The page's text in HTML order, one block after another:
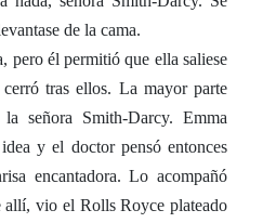
de la cama.
pero él permitió que ella saliese
tras ellos. La mayor parte
señora Smith-Darcy. Emma
y el doctor pensó entonces
encantadora. Lo acompañó
allí, vio el Rolls Royce plateado